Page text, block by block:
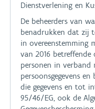
Dienstverlening en
De beheerders van
benadrukken dat zij
in overeenstemming
van 2016
personen in verband
persoonsgegevens
die gegevens en tot
95/46/EG, ook de